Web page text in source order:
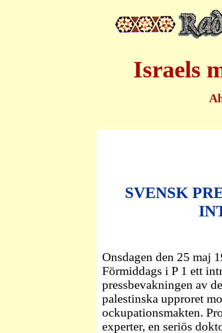
Israels
SVENSK
Onsdagen den 25 maj
Förmiddags i P 1 ett
pressbevakningen av
palestinska upproret
ockupationsmakten.
experter, en seriös